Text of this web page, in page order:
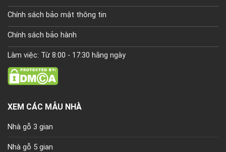
Chính sách bảo mật thông tin
Chính sách bảo hành
Làm việc: Từ 8:00 - 17:30 hằng ngày
XEM CÁC MẪU NHÀ
Nhà gỗ 3 gian
Nhà gỗ 5 gian